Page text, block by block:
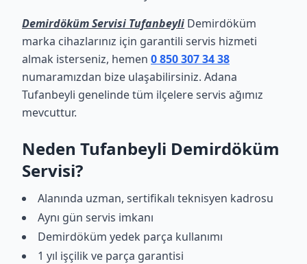
Demirdöküm Servisi Tufanbeyli Demirdöküm
marka cihazlarınız için garantili servis hizmeti
almak isterseniz, hemen 0 850 307 34 38
numaramızdan bize ulaşabilirsiniz. Adana
Tufanbeyli genelinde tüm ilçelere servis ağımız
mevcuttur.
Neden Tufanbeyli Demirdöküm
Servisi?
Alanında uzman, sertifikalı teknisyen kadrosu
Aynı gün servis imkanı
Demirdöküm yedek parça kullanımı
1 yıl işçilik ve parça garantisi